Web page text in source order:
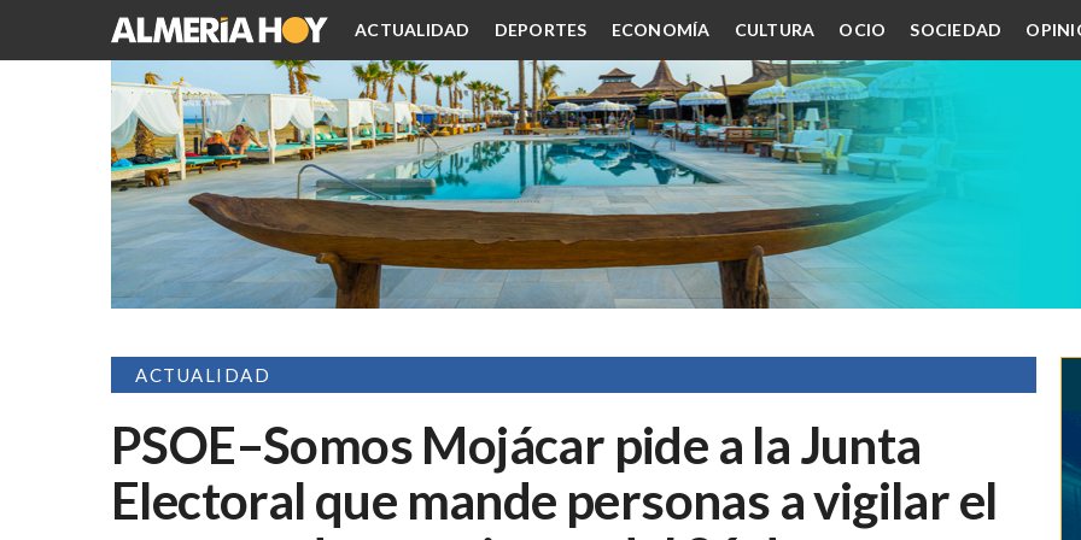
ACTUALIDAD DEPORTES ECONOMÍA CULTURA OCIO SOCIEDAD
ACTUALIDAD
PSOE–Somos Mojácar pide a la Junta
Electoral que mande personas a vigilar el